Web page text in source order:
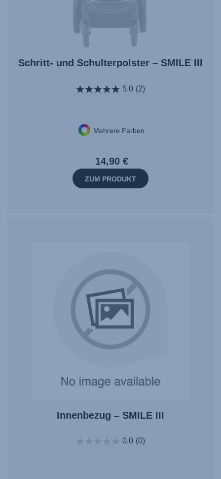
Schritt- und Schulterpolster – SMILE III
5.0 (2)
Mehrere Farben
14,90 €
ZUM PRODUKT
Innenbezug – SMILE III
0.0 (0)